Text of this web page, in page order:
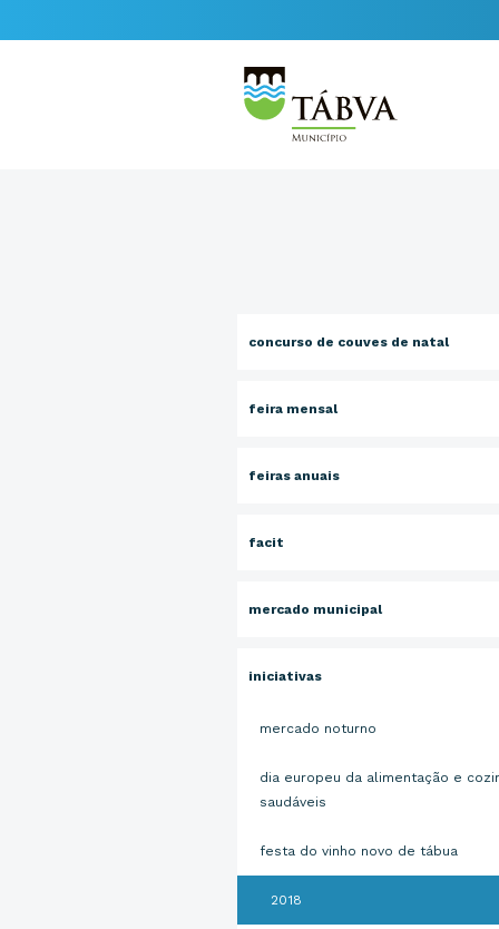
concurso de couves de natal
feira mensal
feiras anuais
facit
mercado municipal
iniciativas
mercado noturno
dia europeu da alimentação e
saudáveis
festa do vinho novo de tábua
2018